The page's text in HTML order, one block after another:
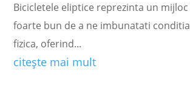
Bicicletele eliptice reprezinta un mijloc
foarte bun de a ne imbunatati conditia
fizica, oferind...
citește mai mult